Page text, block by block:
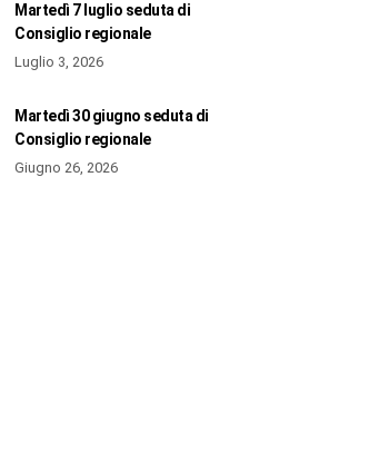
Martedì 7 luglio seduta di
Consiglio regionale
Luglio 3, 2026
Martedì 30 giugno seduta di
Consiglio regionale
Giugno 26, 2026